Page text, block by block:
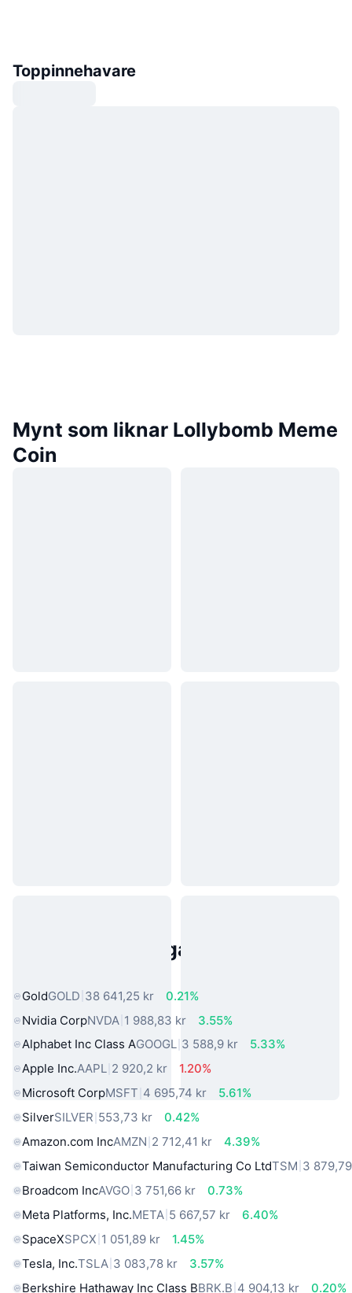
Toppinnehavare
Mynt som liknar Lollybomb Meme
Coin
Populära tillgångar från den
GoldGOLD 38 641,25 kr
0.21%
Nvidia CorpNVDA 1 988,83 kr
3.55%
Alphabet Inc Class AGOOGL 3 588,9 kr
5.33%
Apple Inc.AAPL 2 920,2 kr
1.20%
Microsoft CorpMSFT 4 695,74 kr
5.61%
SilverSILVER 553,73 kr
0.42%
Amazon.com IncAMZN 2 712,41 kr
4.39%
Taiwan Semiconductor Manufacturing Co LtdTSM 3
Broadcom IncAVGO 3 751,66 kr
0.73%
Meta Platforms, Inc.META 5 667,57 kr
6.40%
SpaceXSPCX 1 051,89 kr
1.45%
Tesla, Inc.TSLA 3 083,78 kr
3.57%
Berkshire Hathaway Inc Class BBRK.B 4 904,13 kr
0.20%